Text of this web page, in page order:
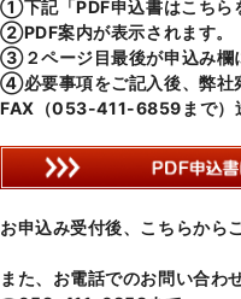
①下記「PDF申込書はこちら
②PDF案内が表示されます。
③２ページ目最後が申込み欄
④必要事項をご記入後、弊社
FAX（053-411-6859まで）
お申込み受付後、こちらから
また、お電話でのお問い合わせ